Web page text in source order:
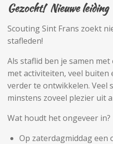
Gezocht! Nieuwe leiding
Scouting Sint Frans zoekt
stafleden!
Als staflid ben je samen
met activiteiten, veel buiten
verder te ontwikkelen. Veel
minstens zoveel plezier uit
Wat houdt het ongeveer in?
Op zaterdagmiddag een